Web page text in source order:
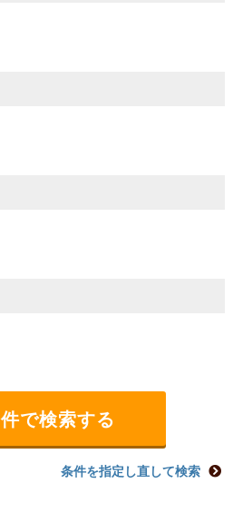
条件を指定し直して検索